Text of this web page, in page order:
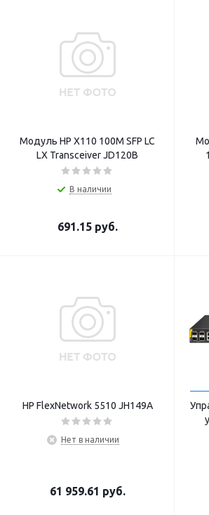
Модуль HP X110 100M SFP LC
LX Transceiver JD120B
В наличии
691.15руб.
HP FlexNetwork 5510 JH149A
Нет в наличии
61 959.61 руб.